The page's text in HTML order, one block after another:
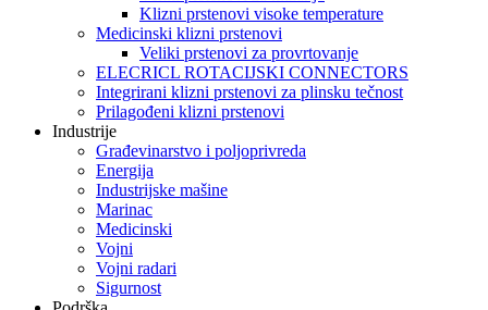
Klizni prstenovi visoke temperature
Medicinski klizni prstenovi
Veliki prstenovi za provrtovanje
ELECRICL ROTACIJSKI CONNECTORS
Integrirani klizni prstenovi za plinsku tečnost
Prilagođeni klizni prstenovi
Industrije
Građevinarstvo i poljoprivreda
Energija
Industrijske mašine
Marinac
Medicinski
Vojni
Vojni radari
Sigurnost